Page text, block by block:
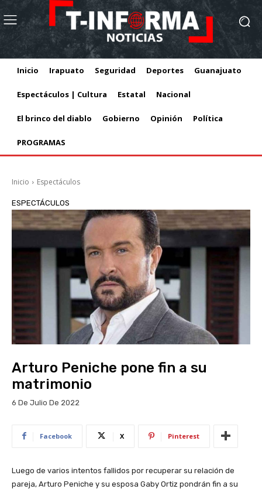
Inicio Irapuato Seguridad Deportes Guanajuato
Espectáculos | Cultura Estatal Nacional
El brinco del diablo Gobierno Opinión Política
PROGRAMAS
Inicio Espectáculos
ESPECTÁCULOS
Arturo Peniche pone fin a su
matrimonio
6 De Julio De 2022
Facebook X Pinterest
Luego de varios intentos fallidos por recuperar su relación de
pareja, Arturo Peniche y su esposa Gaby Ortiz pondrán fin a su